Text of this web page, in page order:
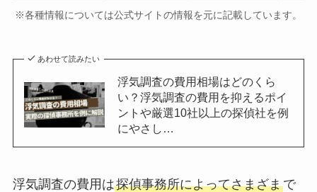
※各種情報については公式サイトの情報を元に記載しています。
あわせて読みたい
浮気調査の費用相場はどのくら
い？浮気調査の費用を抑えるポイ
ントや厳選10社以上の探偵社を例
にやさし…
浮気調査の費用は探偵事務所によってさまざまで